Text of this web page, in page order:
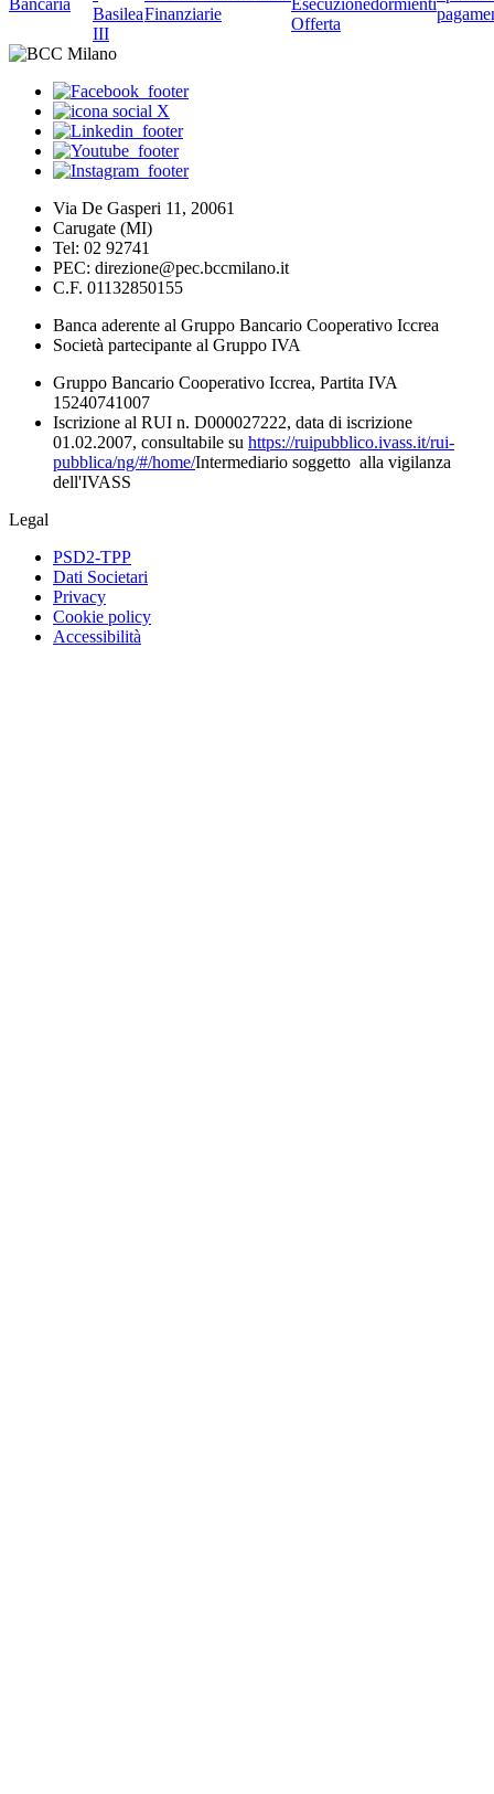
Basilea
III
Finanziarie
Offerta
Via De Gasperi 11, 20061
Carugate (MI)
Tel: 02 92741
PEC: direzione@pec.bccmilano.it
C.F. 01132850155
Banca aderente al Gruppo Bancario Cooperativo Iccrea
Società partecipante al Gruppo IVA
Gruppo Bancario Cooperativo Iccrea, Partita IVA
15240741007
Iscrizione al RUI n. D000027222, data di iscrizione
01.02.2007, consultabile su https://ruipubblico.ivass.it/rui-
pubblica/ng/#/home/Intermediario soggetto alla vigilanza
dell'IVASS
Legal
PSD2-TPP
Dati Societari
Privacy
Cookie policy
Accessibilità